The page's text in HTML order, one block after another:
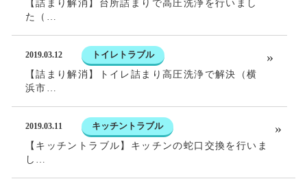
【詰まり解消】台所詰まりで高圧洗浄を行いまし
た（…
2019.03.12
トイレトラブル
【詰まり解消】トイレ詰まり高圧洗浄で解決（横
浜市…
2019.03.11
キッチントラブル
【キッチントラブル】キッチンの蛇口交換を行いま
し…